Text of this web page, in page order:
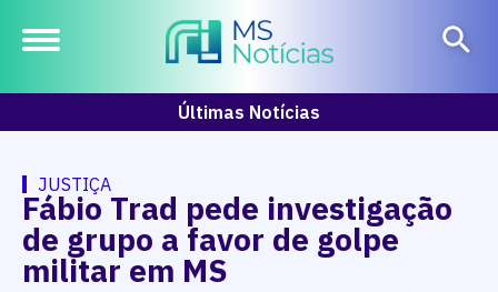
Últimas Notícias
JUSTIÇA
Fábio Trad pede investigação
de grupo a favor de golpe
militar em MS